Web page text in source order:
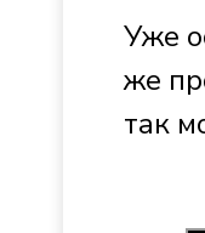
Уже
же
так